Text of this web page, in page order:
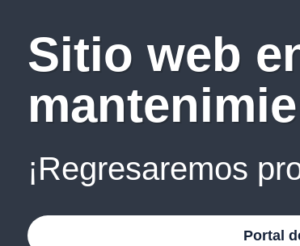
Sitio web
¡Regresaremos
Portal